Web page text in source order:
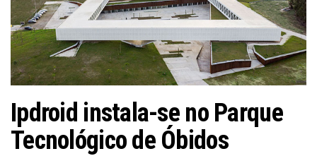
Ipdroid instala-se no Parque
Tecnológico de Óbidos